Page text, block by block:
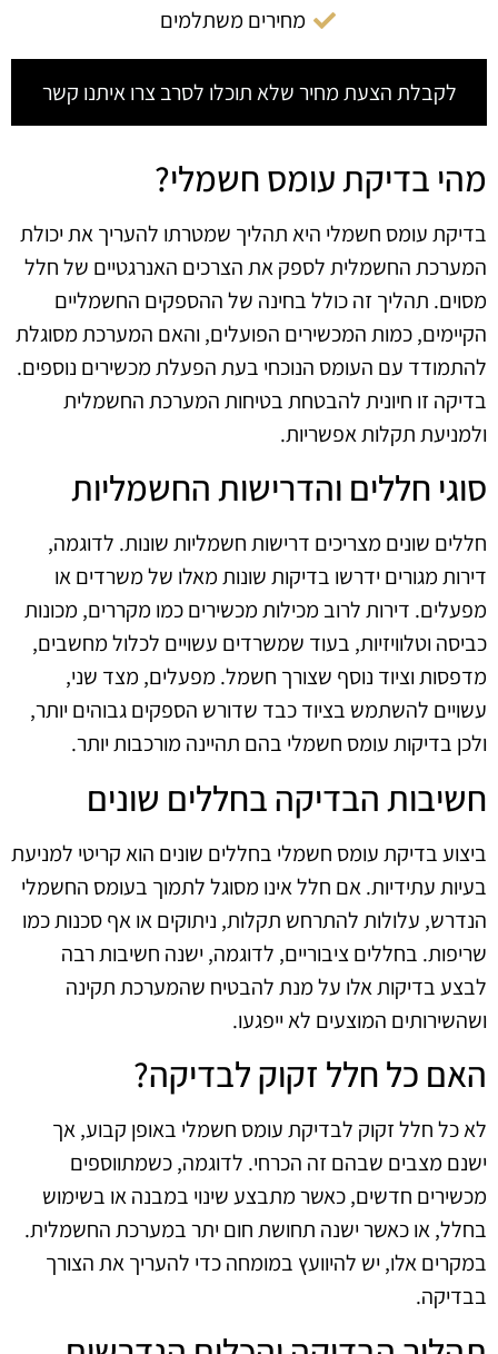
מחירים משתלמים
לקבלת הצעת מחיר שלא תוכלו לסרב צרו איתנו קשר
מהי בדיקת עומס חשמלי?
בדיקת עומס חשמלי היא תהליך שמטרתו להעריך את יכולת
המערכת החשמלית לספק את הצרכים האנרגטיים של חלל
מסוים. תהליך זה כולל בחינה של ההספקים החשמליים
הקיימים, כמות המכשירים הפועלים, והאם המערכת מסוגלת
להתמודד עם העומס הנוכחי בעת הפעלת מכשירים נוספים.
בדיקה זו חיונית להבטחת בטיחות המערכת החשמלית
ולמניעת תקלות אפשריות.
סוגי חללים והדרישות החשמליות
חללים שונים מצריכים דרישות חשמליות שונות. לדוגמה,
דירות מגורים ידרשו בדיקות שונות מאלו של משרדים או
מפעלים. דירות לרוב מכילות מכשירים כמו מקררים, מכונות
כביסה וטלוויזיות, בעוד שמשרדים עשויים לכלול מחשבים,
מדפסות וציוד נוסף שצורך חשמל. מפעלים, מצד שני,
עשויים להשתמש בציוד כבד שדורש הספקים גבוהים יותר,
ולכן בדיקות עומס חשמלי בהם תהיינה מורכבות יותר.
חשיבות הבדיקה בחללים שונים
ביצוע בדיקת עומס חשמלי בחללים שונים הוא קריטי למניעת
בעיות עתידיות. אם חלל אינו מסוגל לתמוך בעומס החשמלי
הנדרש, עלולות להתרחש תקלות, ניתוקים או אף סכנות כמו
שריפות. בחללים ציבוריים, לדוגמה, ישנה חשיבות רבה
לבצע בדיקות אלו על מנת להבטיח שהמערכת תקינה
ושהשירותים המוצעים לא ייפגעו.
האם כל חלל זקוק לבדיקה?
לא כל חלל זקוק לבדיקת עומס חשמלי באופן קבוע, אך
ישנם מצבים שבהם זה הכרחי. לדוגמה, כשמתווספים
מכשירים חדשים, כאשר מתבצע שינוי במבנה או בשימוש
בחלל, או כאשר ישנה תחושת חום יתר במערכת החשמלית.
במקרים אלו, יש להיוועץ במומחה כדי להעריך את הצורך
בבדיקה.